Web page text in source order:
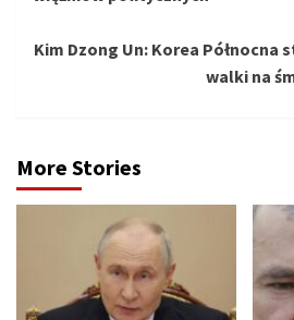
Kim Dzong Un: Korea Północna
walki na
More Stories